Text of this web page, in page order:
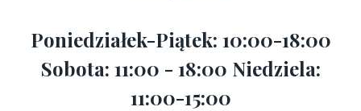
Poniedziałek-Piątek: 10:00-18:00
Sobota: 11:00 - 18:00 Niedziela:
11:00-15:00